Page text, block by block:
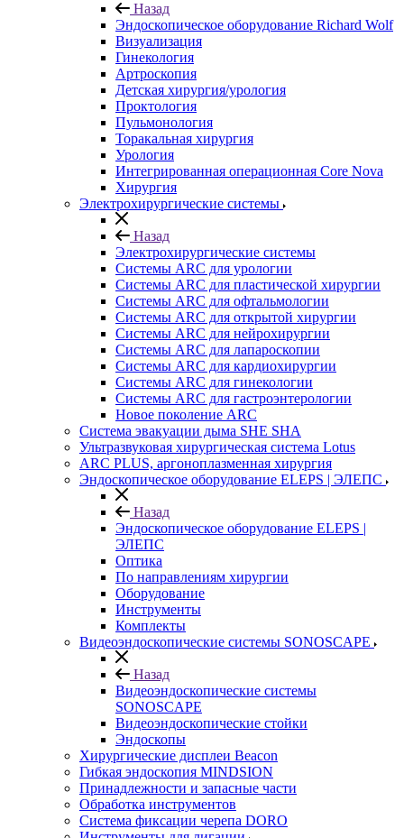
Назад
Эндоскопическое оборудование Richard Wolf
Визуализация
Гинекология
Артроскопия
Детская хирургия/урология
Проктология
Пульмонология
Торакальная хирургия
Урология
Интегрированная операционная Core Nova
Хирургия
Электрохирургические системы
Назад
Электрохирургические системы
Системы ARC для урологии
Системы ARC для пластической хирургии
Системы ARC для офтальмологии
Системы ARC для открытой хирургии
Системы ARC для нейрохирургии
Системы ARC для лапароскопии
Системы ARC для кардиохирургии
Системы ARC для гинекологии
Системы ARC для гастроэнтерологии
Новое поколение ARC
Система эвакуации дыма SHE SHA
Ультразвуковая хирургическая система Lotus
ARC PLUS, аргоноплазменная хирургия
Эндоскопическое оборудование ELEPS | ЭЛЕПС
Назад
Эндоскопическое оборудование ELEPS |
ЭЛЕПС
Оптика
По направлениям хирургии
Оборудование
Инструменты
Комплекты
Видеоэндоскопические системы SONOSCAPE
Назад
Видеоэндоскопические системы
SONOSCAPE
Видеоэндоскопические стойки
Эндоскопы
Хирургические дисплеи Beacon
Гибкая эндоскопия MINDSION
Принадлежности и запасные части
Обработка инструментов
Система фиксации черепа DORO